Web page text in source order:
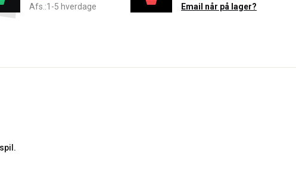
Afs.:1-5 hverdage
Email når på lager?